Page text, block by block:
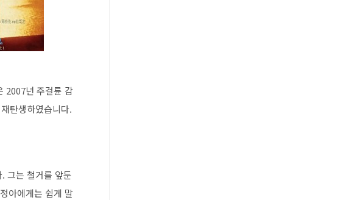
2007년 주걸륜 감
탄생하였습니다.
그는 철거를 앞둔
아에게는 쉽게 말